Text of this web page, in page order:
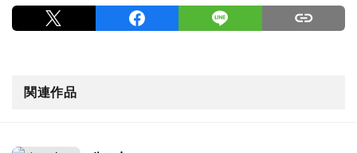
関連作品